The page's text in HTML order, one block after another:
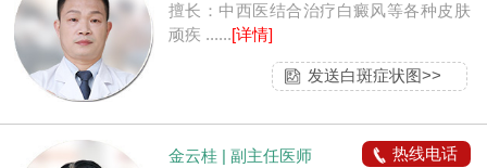
擅长：中西医结合治疗白癜风等各种皮肤
顽疾 ......[详情]
发送白斑症状图>>
金云桂 | 副主任医师
热线电话